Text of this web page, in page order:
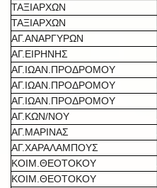
ΤΑΞΙΑΡΧΩΝ
ΤΑΞΙΑΡΧΩΝ
ΑΓ.ΑΝΑΡΓΥΡΩΝ
ΑΓ.ΕΙΡΗΝΗΣ
ΑΓ.ΙΩΑΝ.ΠΡΟΔΡΟΜΟΥ
ΑΓ.ΙΩΑΝ.ΠΡΟΔΡΟΜΟΥ
ΑΓ.ΙΩΑΝ.ΠΡΟΔΡΟΜΟΥ
ΑΓ.ΚΩΝ/ΝΟΥ
ΑΓ.ΜΑΡΙΝΑΣ
ΑΓ.ΧΑΡΑΛΑΜΠΟΥΣ
ΚΟΙΜ.ΘΕΟΤΟΚΟΥ
ΚΟΙΜ.ΘΕΟΤΟΚΟΥ